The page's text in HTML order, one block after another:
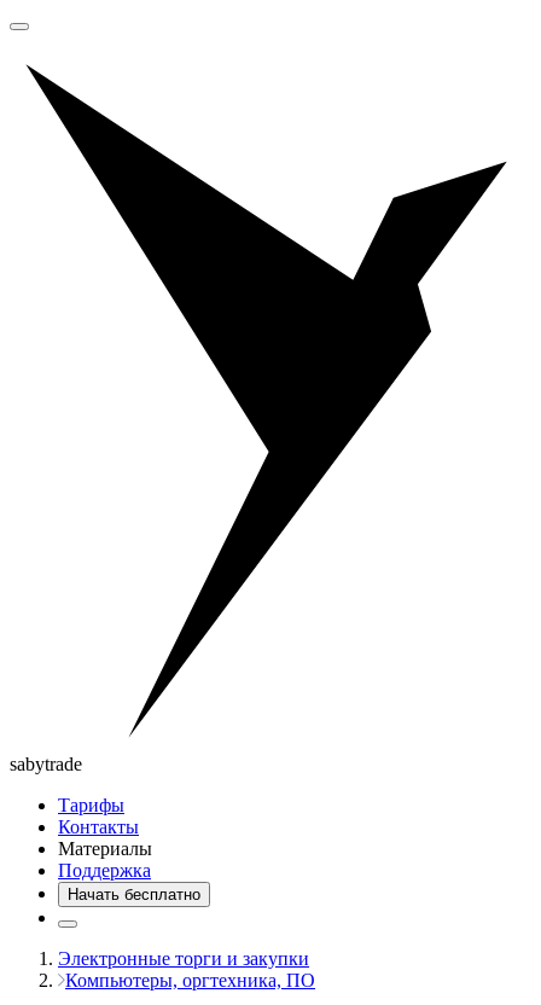
sabytrade
Тарифы
Контакты
Материалы
Поддержка
Начать бесплатно
Электронные торги и закупки
Компьютеры, оргтехника, ПО